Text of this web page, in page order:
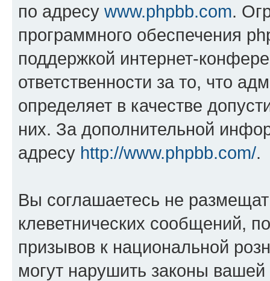
по адресу www.phpbb.com.
программного обеспечения
поддержкой интернет-
ответственности за то, что
определяет в качестве
них. За дополнительной
адресу http://www.phpbb.com/.
Вы соглашаетесь не
клеветнических сообщений,
призывов к национальной
могут нарушить законы